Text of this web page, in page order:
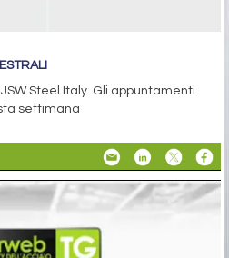
Steel Italy. Gli appuntamenti
settimana